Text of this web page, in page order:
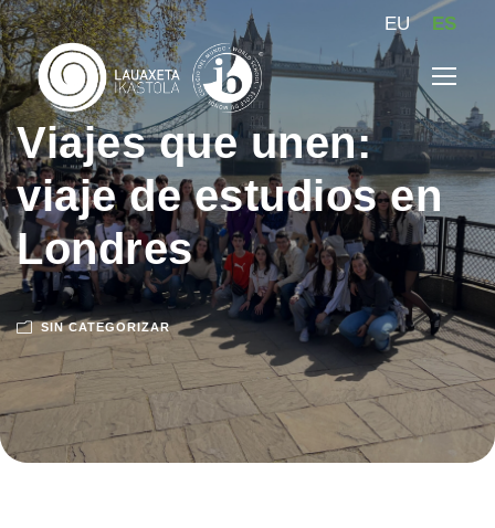
EU ES
Viajes que unen:
viaje de estudios en
Londres
SIN CATEGORIZAR